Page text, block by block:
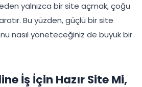
yalnızca bir site açmak, çoğu
Bu yüzden, güçlü bir site
nasıl yöneteceğiniz de büyük bir
İş İçin Hazır Site Mi,